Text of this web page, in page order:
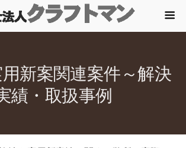
新案関連案件～解決
績・取扱事例